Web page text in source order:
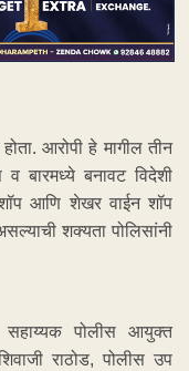
आरोपी हे मागील तीन
व बारमध्ये बनावट विदेशी
आणि शेखर वाईन शॉप
शक्यता पोलिसांनी
सहाय्यक पोलीस आयुक्त
राठोड, पोलीस उप